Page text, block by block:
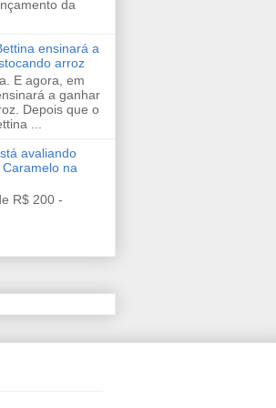
da
ensinará a
arroz
E agora, em
a ganhar
Depois que o
...
avaliando
na
R$ 200 -